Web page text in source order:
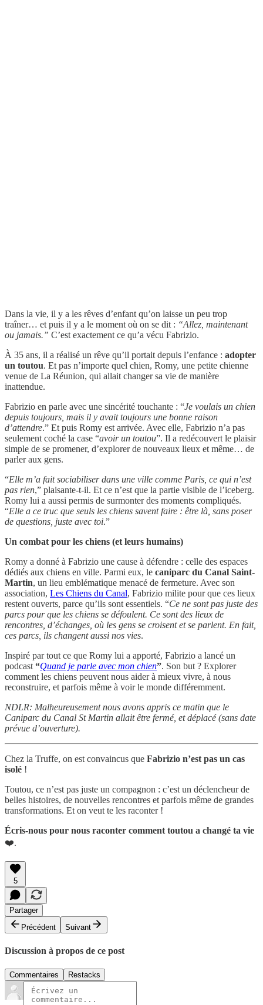
Dans la vie, il y a les rêves d’enfant qu’on laisse un peu trop
traîner… et puis il y a le moment où on se dit : “Allez, maintenant
ou jamais.” C’est exactement ce qu’a vécu Fabrizio.
À 35 ans, il a réalisé un rêve qu’il portait depuis l’enfance : adopter
un toutou. Et pas n’importe quel chien, Romy, une petite chienne
venue de La Réunion, qui allait changer sa vie de manière
inattendue.
Fabrizio en parle avec une sincérité touchante : “Je voulais un chien
depuis toujours, mais il y avait toujours une bonne raison
d’attendre.” Et puis Romy est arrivée. Avec elle, Fabrizio n’a pas
seulement coché la case “avoir un toutou”. Il a redécouvert le plaisir
simple de se promener, d’explorer de nouveaux lieux et même… de
parler aux gens.
“Elle m’a fait sociabiliser dans une ville comme Paris, ce qui n’est
pas rien,” plaisante-t-il. Et ce n’est que la partie visible de l’iceberg.
Romy lui a aussi permis de surmonter des moments compliqués.
“Elle a ce truc que seuls les chiens savent faire : être là, sans poser
de questions, juste avec toi.”
Un combat pour les chiens (et leurs humains)
Romy a donné à Fabrizio une cause à défendre : celle des espaces
dédiés aux chiens en ville. Parmi eux, le caniparc du Canal Saint-
Martin, un lieu emblématique menacé de fermeture. Avec son
association, Les Chiens du Canal, Fabrizio milite pour que ces lieux
restent ouverts, parce qu’ils sont essentiels. “Ce ne sont pas juste des
parcs pour que les chiens se défoulent. Ce sont des lieux de
rencontres, d’échanges, où les gens se croisent et se parlent. En fait,
ces parcs, ils changent aussi nos vies.
Inspiré par tout ce que Romy lui a apporté, Fabrizio a lancé un
podcast “Quand je parle avec mon chien”. Son but ? Explorer
comment les chiens peuvent nous aider à mieux vivre, à nous
reconstruire, et parfois même à voir le monde différemment.
NDLR: Malheureusement nous avons appris ce matin que le
Caniparc du Canal St Martin allait être fermé, et déplacé (sans date
prévue d’ouverture).
Chez la Truffe, on est convaincus que Fabrizio n’est pas un cas
isolé !
Toutou, ce n’est pas juste un compagnon : c’est un déclencheur de
belles histoires, de nouvelles rencontres et parfois même de grandes
transformations. Et on veut te les raconter !
Écris-nous pour nous raconter comment toutou a changé ta vie
❤️.
5
Partager
Précédent
Suivant
Discussion à propos de ce post
Commentaires Restacks